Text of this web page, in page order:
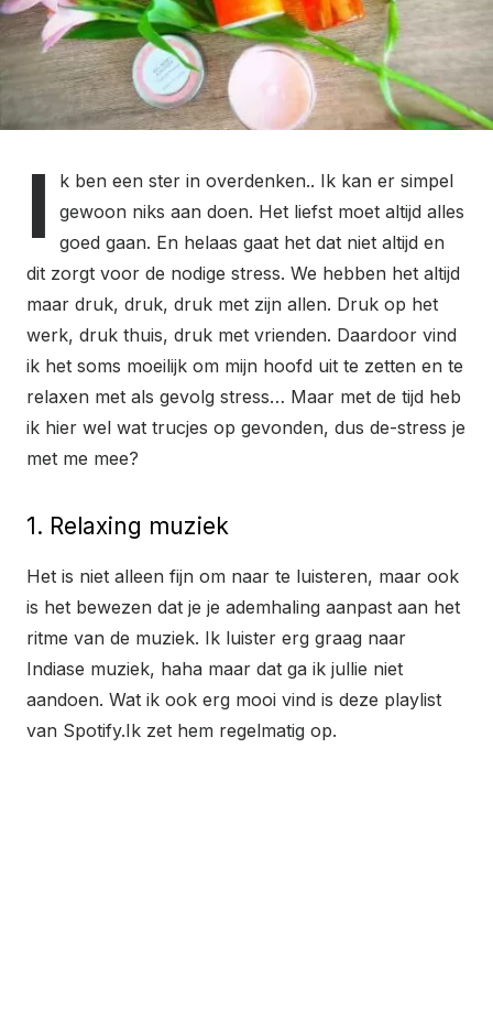
I
k ben een ster in overdenken.. Ik kan er simpel
gewoon niks aan doen. Het liefst moet altijd alles
goed gaan. En helaas gaat het dat niet altijd en
dit zorgt voor de nodige stress. We hebben het altijd
maar druk, druk, druk met zijn allen. Druk op het
werk, druk thuis, druk met vrienden. Daardoor vind
ik het soms moeilijk om mijn hoofd uit te zetten en te
relaxen met als gevolg stress… Maar met de tijd heb
ik hier wel wat trucjes op gevonden, dus de-stress je
met me mee?
1. Relaxing muziek
Het is niet alleen fijn om naar te luisteren, maar ook
is het bewezen dat je je ademhaling aanpast aan het
ritme van de muziek. Ik luister erg graag naar
Indiase muziek, haha maar dat ga ik jullie niet
aandoen. Wat ik ook erg mooi vind is deze playlist
van Spotify.Ik zet hem regelmatig op.